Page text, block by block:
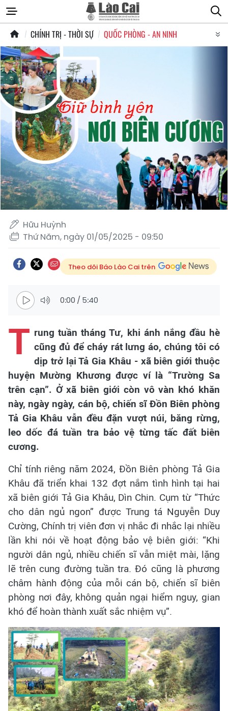
CHÍNH TRỊ - THỜI SỰ QUỐC PHÒNG - AN NINH
Hữu Huỳnh
Thứ Năm, ngày 01/05/2025 - 09:50
Theo dõi Báo Lào Cai trên
0:00 / 5:40
T rung tuần tháng Tư, khi ánh nắng đầu hè
cũng đủ để cháy rát lưng áo, chúng tôi có
dịp trở lại Tả Gia Khâu - xã biên giới thuộc
huyện Mường Khương được ví là “Trường Sa
trên cạn”. Ở xã biên giới còn vô vàn khó khăn
này, ngày ngày, cán bộ, chiến sĩ Đồn Biên phòng
Tả Gia Khâu vẫn đều đặn vượt núi, băng rừng,
leo dốc đá tuần tra bảo vệ từng tấc đất biên
cương.
Chỉ tính riêng năm 2024, Đồn Biên phòng Tả Gia
Khâu đã triển khai 132 đợt nắm tình hình tại hai
xã biên giới Tả Gia Khâu, Dìn Chin. Cụm từ “Thức
cho dân ngủ ngon” được Trung tá Nguyễn Duy
Cường, Chính trị viên đơn vị nhắc đi nhắc lại nhiều
lần khi nói về hoạt động bảo vệ biên giới: “Khi
người dân ngủ, nhiều chiến sĩ vẫn miệt mài, lặng
lẽ trên cung đường tuần tra. Đó cũng là phương
châm hành động của mỗi cán bộ, chiến sĩ biên
phòng nơi đây, không quản ngại hiểm nguy, gian
khó để hoàn thành xuất sắc nhiệm vụ”.